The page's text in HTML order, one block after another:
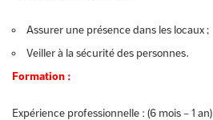
Assurer une présence dans les locaux ;
Veiller à la sécurité des personnes.
Formation :
Expérience professionnelle : (6 mois – 1 an)